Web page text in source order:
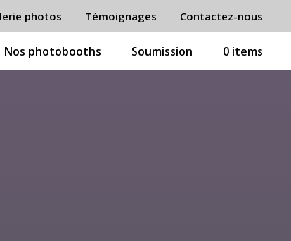
photos Témoignages Contactez-nous
Nos photobooths Soumission 0 items